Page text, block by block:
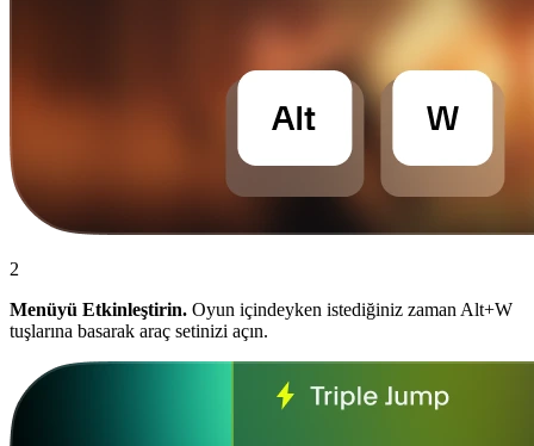
2
Menüyü Etkinleştirin. Oyun içindeyken istediğiniz zaman Alt+W
tuşlarına basarak araç setinizi açın.